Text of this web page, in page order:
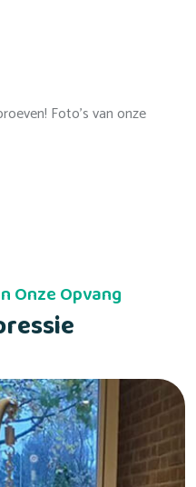
Foto's van onze
Onze Opvang